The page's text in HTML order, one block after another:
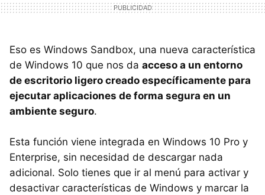
Eso es Windows Sandbox, una nueva característica
de Windows 10 que nos da acceso a un entorno
de escritorio ligero creado específicamente para
ejecutar aplicaciones de forma segura en un
ambiente seguro.
Esta función viene integrada en Windows 10 Pro y
Enterprise, sin necesidad de descargar nada
adicional. Solo tienes que ir al menú para activar y
desactivar características de Windows y marcar la